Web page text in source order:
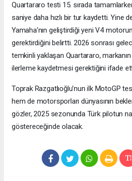
Quartararo testi 15. sırada
saniye daha hızlı bir tur kaydetti. Yine
Yamaha’nın geliştirdiği yeni V4
gerektirdiğini belirtti. 2026 sonrası
temkinli yaklaşan Quartararo,
ilerleme kaydetmesi gerektiğini ifade
Toprak Razgatlıoğlu’nun ilk MotoGP
hem de motorsporları dünyasının
gözler, 2025 sezonunda Türk pilotun
göstereceğinde olacak.